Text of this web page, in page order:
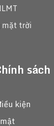
mặt trời
sách
kiện